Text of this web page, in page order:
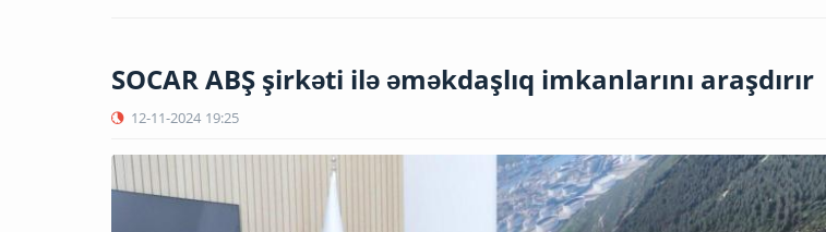
SOCAR ABŞ şirkəti ilə əməkdaşlıq imkanlarını araşdırır
12-11-2024 19:25